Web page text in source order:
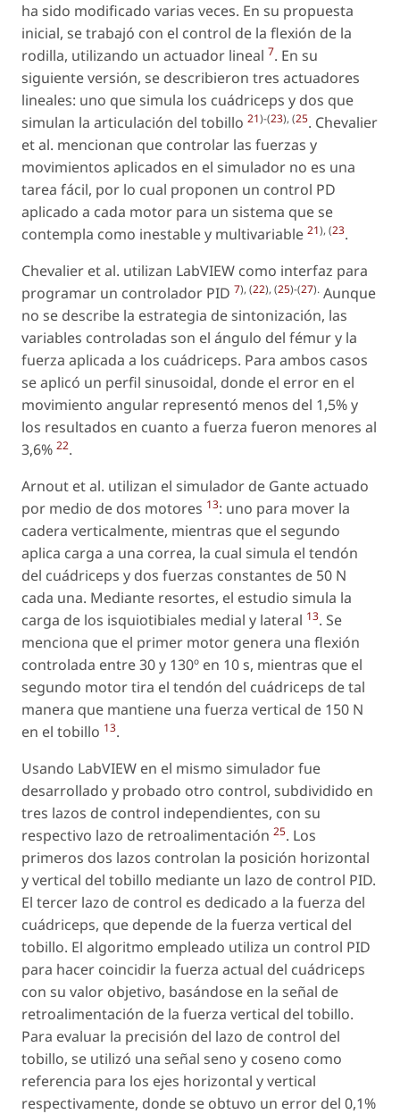
ha sido modificado varias veces. En su propuesta
inicial, se trabajó con el control de la flexión de la
rodilla, utilizando un actuador lineal 7. En su
siguiente versión, se describieron tres actuadores
lineales: uno que simula los cuádriceps y dos que
simulan la articulación del tobillo 21)-(23), (25. Chevalier
et al. mencionan que controlar las fuerzas y
movimientos aplicados en el simulador no es una
tarea fácil, por lo cual proponen un control PD
aplicado a cada motor para un sistema que se
contempla como inestable y multivariable 21), (23.
Chevalier et al. utilizan LabVIEW como interfaz para
programar un controlador PID 7), (22), (25)-(27). Aunque
no se describe la estrategia de sintonización, las
variables controladas son el ángulo del fémur y la
fuerza aplicada a los cuádriceps. Para ambos casos
se aplicó un perfil sinusoidal, donde el error en el
movimiento angular representó menos del 1,5% y
los resultados en cuanto a fuerza fueron menores al
3,6% 22.
Arnout et al. utilizan el simulador de Gante actuado
por medio de dos motores 13: uno para mover la
cadera verticalmente, mientras que el segundo
aplica carga a una correa, la cual simula el tendón
del cuádriceps y dos fuerzas constantes de 50 N
cada una. Mediante resortes, el estudio simula la
carga de los isquiotibiales medial y lateral 13. Se
menciona que el primer motor genera una flexión
controlada entre 30 y 130º en 10 s, mientras que el
segundo motor tira el tendón del cuádriceps de tal
manera que mantiene una fuerza vertical de 150 N
en el tobillo 13.
Usando LabVIEW en el mismo simulador fue
desarrollado y probado otro control, subdividido en
tres lazos de control independientes, con su
respectivo lazo de retroalimentación 25. Los
primeros dos lazos controlan la posición horizontal
y vertical del tobillo mediante un lazo de control PID.
El tercer lazo de control es dedicado a la fuerza del
cuádriceps, que depende de la fuerza vertical del
tobillo. El algoritmo empleado utiliza un control PID
para hacer coincidir la fuerza actual del cuádriceps
con su valor objetivo, basándose en la señal de
retroalimentación de la fuerza vertical del tobillo.
Para evaluar la precisión del lazo de control del
tobillo, se utilizó una señal seno y coseno como
referencia para los ejes horizontal y vertical
respectivamente, donde se obtuvo un error del 0,1%